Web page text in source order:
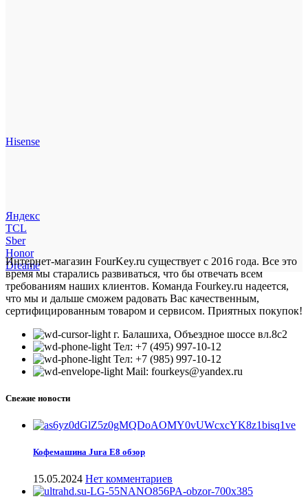
Hisense
Яндекс
TCL
Sber
Honor
Dreame
Интернет-магазин FourKey.ru существует с 2016 года. Все это
время мы старались развиваться, что бы отвечать всем
требованиям наших клиентов. Команда Fourkey.ru надеется,
что мы и дальше сможем радовать Вас качественным,
сертифицированным товаром и сервисом. Приятных покупок!
г. Балашиха, Объездное шоссе вл.8c2
Тел: +7 (495) 997-10-12
Тел: +7 (985) 997-10-12
Mail: fourkeys@yandex.ru
Свежие новости
Кофемашина Jura E8 обзор
15.05.2024 Нет комментариев